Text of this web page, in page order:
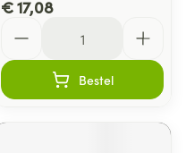
€ 17,08
Bestel